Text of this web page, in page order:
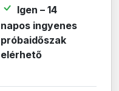
Igen – 14
napos ingyenes
próbaidőszak
elérhető